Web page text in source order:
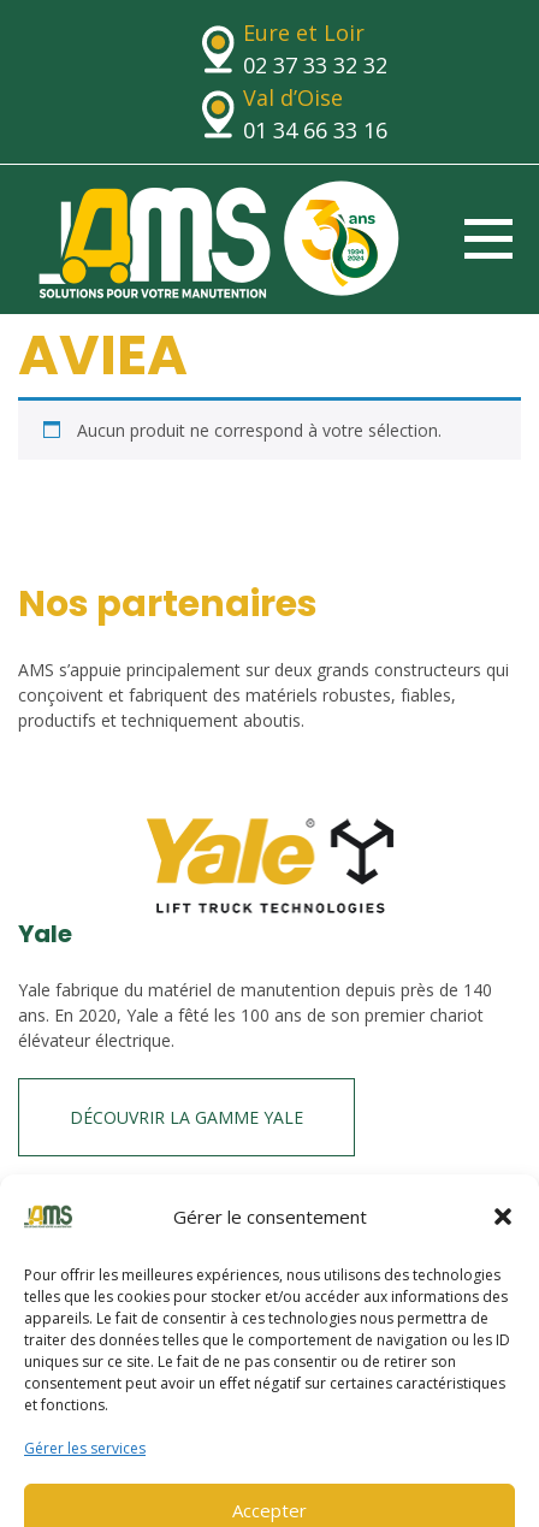
Gérer le consentement
Pour offrir les meilleures expériences, nous utilisons des technologies
telles que les cookies pour stocker et/ou accéder aux informations des
appareils. Le fait de consentir à ces technologies nous permettra de
traiter des données telles que le comportement de navigation ou les ID
uniques sur ce site. Le fait de ne pas consentir ou de retirer son
consentement peut avoir un effet négatif sur certaines caractéristiques
et fonctions.
Gérer les services
Accepter
Eure et Loir
02 37 33 32 32
Val d’Oise
01 34 66 33 16
AVIEA
Aucun produit ne correspond à votre sélection.
Nos partenaires
AMS s’appuie principalement sur deux grands constructeurs qui
conçoivent et fabriquent des matériels robustes, fiables,
productifs et techniquement aboutis.
Yale
Yale fabrique du matériel de manutention depuis près de 140
ans. En 2020, Yale a fêté les 100 ans de son premier chariot
élévateur électrique.
DÉCOUVRIR LA GAMME YALE
HYSTER
Hyster propose des chariots robustes depuis plus de 90 ans. La
gamme de chariots et reach stacker allant jusqu’à une capacité
de 52 tonnes.